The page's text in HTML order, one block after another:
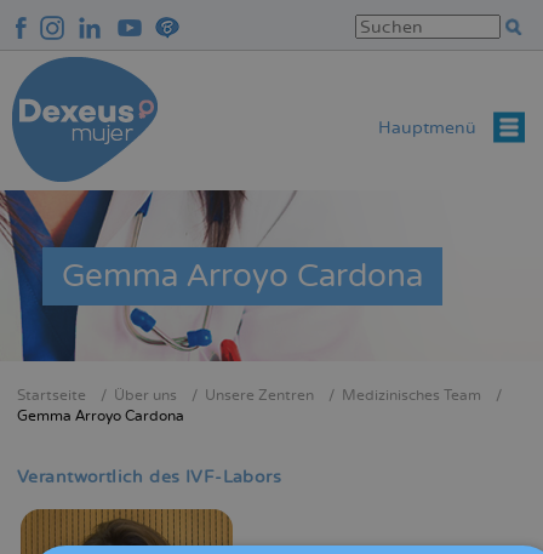
zum
Inhalt
Hauptmenü
Gemma Arroyo Cardona
Breadcrumb
Startseite Über uns Unsere Zentren
Medizinisches Team
Gemma Arroyo Cardona
Verantwortlich des IVF-Labors